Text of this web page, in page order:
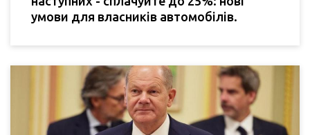
умови для власників автомобілів.